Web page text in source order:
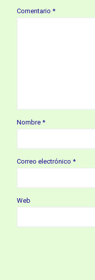
Comentario *
Nombre *
Correo electrónico *
Web